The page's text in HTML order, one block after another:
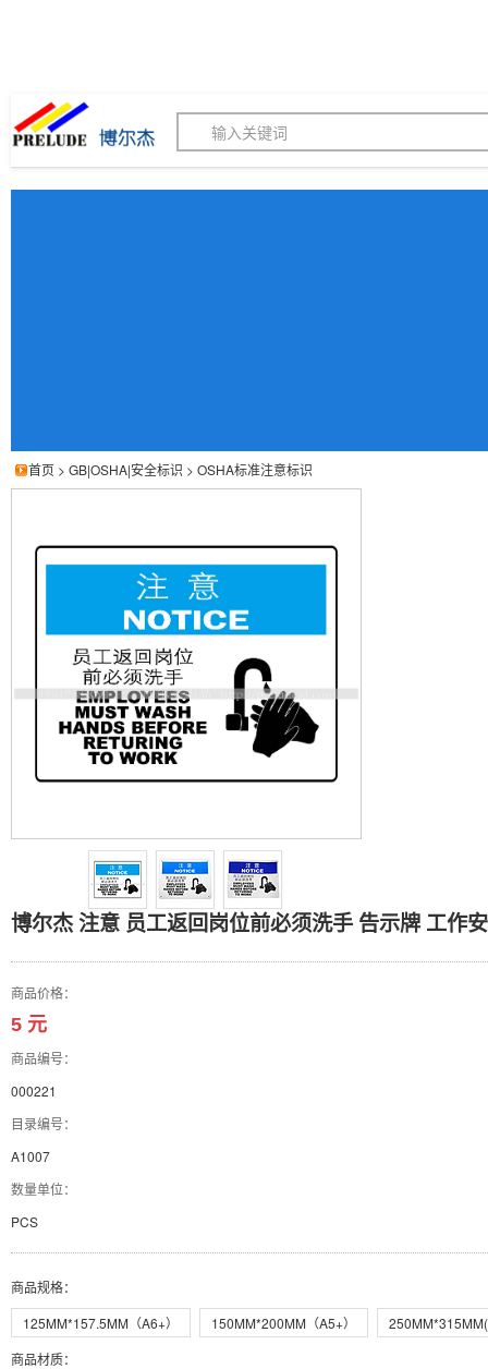
博尔杰PTS - 工业标识解
首页 > GB|OSHA|安全标识 > OSHA标准注意标识
博尔杰 注意 员工返回岗
博尔杰 注意 员工返回岗位前必须洗手 告示牌 工作
商品价格：
5 元
商品编号：
000221
目录编号：
A1007
数量单位：
PCS
商品规格：
125MM*157.5MM（A6+）
150MM*200MM（A5+）
商品材质：